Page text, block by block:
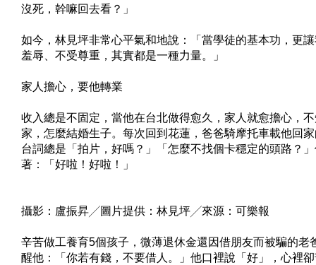
沒死，幹嘛回去看？」
如今，林見坪非常心平氣和地說：「當學徒的基本功，更
羞辱、不受尊重，其實都是一種力量。」
家人擔心，要他轉業
收入總是不固定，當他在台北做得愈久，家人就愈擔心，
家，怎麼結婚生子。每次回到花蓮，爸爸騎摩托車載他回
台詞總是「拍片，好嗎？」「怎麼不找個卡穩定的頭路？
著：「好啦！好啦！」
攝影：盧振昇╱圖片提供：林見坪╱來源：可樂報
辛苦做工養育5個孩子，微薄退休金還因借朋友而被騙的老
醒他：「你若有錢，不要借人。」他口裡說「好」，心裡